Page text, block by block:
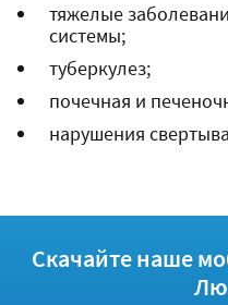
тяжелые
системы;
туберкулез;
почечная и
нарушения
Скачайте наше